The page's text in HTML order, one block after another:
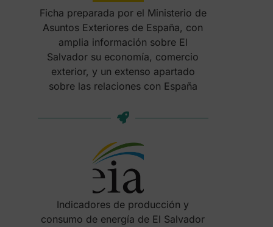
Ficha preparada por el Ministerio de
Asuntos Exteriores de España, con
amplia información sobre El
Salvador su economía, comercio
exterior, y un extenso apartado
sobre las relaciones con España
Indicadores de producción y
consumo de energía de El Salvador